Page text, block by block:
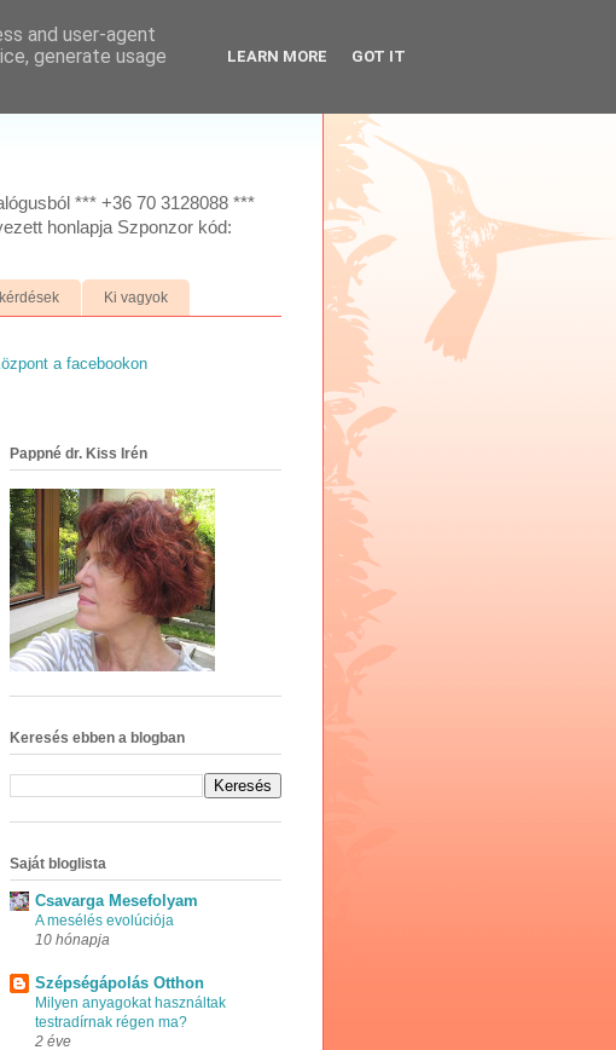
*** +36 70 3128088 ***
honlapja Szponzor kód:
Ki vagyok
a facebookon
Pappné dr. Kiss Irén
Keresés ebben a blogban
Saját bloglista
Csavarga Mesefolyam
A mesélés evolúciója
10 hónapja
Szépségápolás Otthon
Milyen anyagokat használtak
testradírnak régen ma?
2 éve
and user-agent
generate usage
LEARN MORE GOT IT